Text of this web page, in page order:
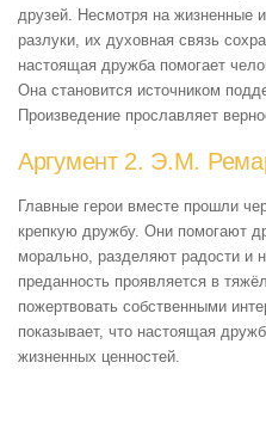
друзей. Несмотря на жизненные
разлуки, их духовная связь
настоящая дружба помогает
Она становится источником
Произведение прославляет
Аргумент 2. Э.М.
Главные герои вместе прошли
крепкую дружбу. Они помогают
морально, разделяют радости и
преданность проявляется в
пожертвовать собственными
показывает, что настоящая
жизненных ценностей.